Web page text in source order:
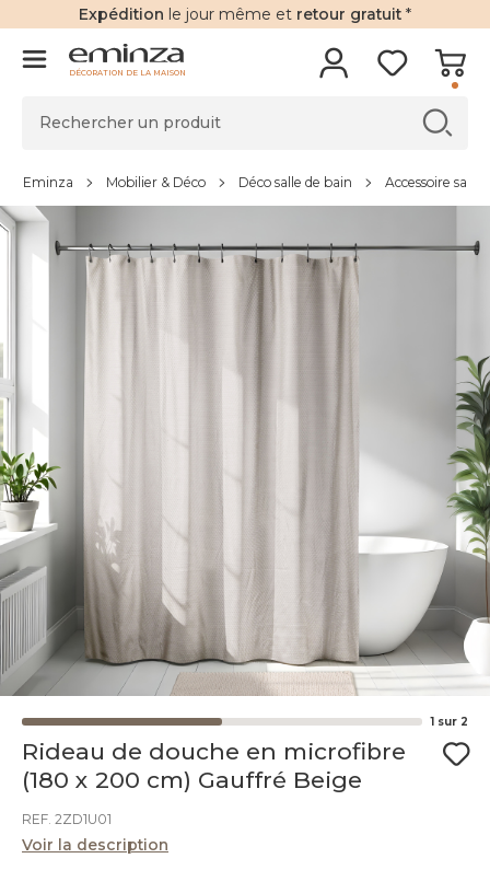
Expédition le jour même et retour gratuit *
DÉCORATION DE LA MAISON
Eminza Mobilier & Déco Déco salle de bain Accessoire salle
1 sur 2
Rideau de douche en microfibre
(180 x 200 cm) Gauffré Beige
REF. 2ZD1U01
Voir la description